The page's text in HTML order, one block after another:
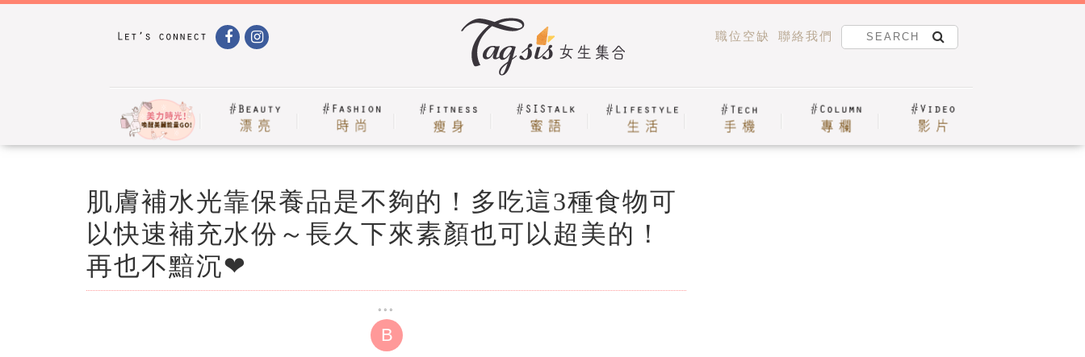
職位空缺 聯絡我們
肌膚補水光靠保養品是不夠的！多吃這3種食物可
以快速補充水份～長久下來素顏也可以超美的！
再也不黯沉❤
B